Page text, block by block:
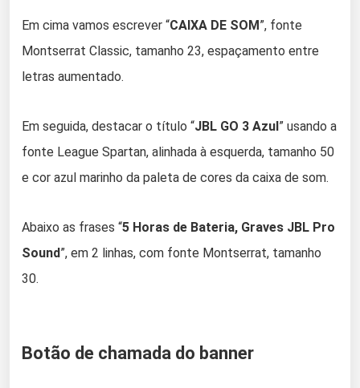
Em cima vamos escrever “CAIXA DE SOM”, fonte
Montserrat Classic, tamanho 23, espaçamento entre
letras aumentado.
Em seguida, destacar o título “JBL GO 3 Azul” usando a
fonte League Spartan, alinhada à esquerda, tamanho 50
e cor azul marinho da paleta de cores da caixa de som.
Abaixo as frases “5 Horas de Bateria, Graves JBL Pro
Sound”, em 2 linhas, com fonte Montserrat, tamanho
30.
Botão de chamada do banner